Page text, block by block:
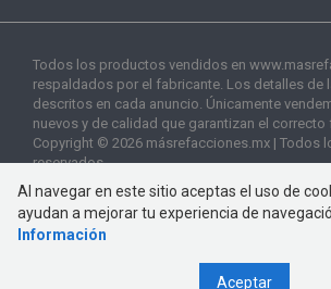
Todos los productos vendidos en
respaldados por el fabricante. Los detalles de
descritos en cada anuncio. Únicamente
nuevos y de calidad que garantizan el correcto
Copyright © 2026 másrefacciones.mx | Todos
reservados
Al navegar en este sitio aceptas el uso de
ayudan a mejorar tu experiencia de
Información
Aceptar